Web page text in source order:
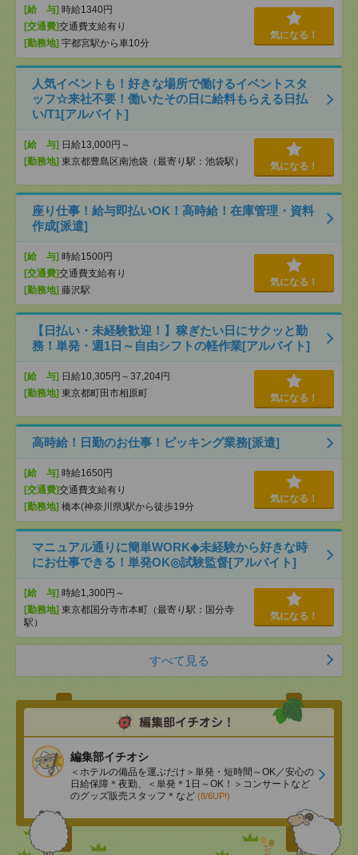
[給 与] 時給1340円
[交通費]交通費支給有り
[勤務地] 宇都宮駅から車10分
気になる！
人気イベントも！好きな場所で働けるイベントスタ
ッフ☆来社不要！働いたその日に給料もらえる日払
い/T1[アルバイト]
[給 与] 日給13,000円～
[勤務地] 東京都豊島区南池袋（最寄り駅：池袋駅） 気になる！
座り仕事！給与即払いOK！高時給！在庫管理・資料
作成[派遣]
[給 与] 時給1500円
[交通費]交通費支給有り
[勤務地] 藤沢駅
気になる！
【日払い・未経験歓迎！】稼ぎたい日にサクッと勤
務！単発・週1日～自由シフトの軽作業[アルバイト]
[給 与] 日給10,305円～37,204円
[勤務地] 東京都町田市相原町 気になる！
高時給！日勤のお仕事！ピッキング業務[派遣]
[給 与] 時給1650円
[交通費]交通費支給有り
[勤務地] 橋本(神奈川県)駅から徒歩19分
気になる！
マニュアル通りに簡単WORK◆未経験から好きな時
にお仕事できる！単発OK◎試験監督[アルバイト]
[給 与] 時給1,300円～
[勤務地] 東京都国分寺市本町（最寄り駅：国分寺
駅）
気になる！
すべて見る
編集部イチオシ
＜ホテルの備品を運ぶだけ＞単発・短時間～OK／安心の
日給保障＊夜勤、＜単発＊1日～OK！＞コンサートなど
のグッズ販売スタッフ＊など (8/6UP!)